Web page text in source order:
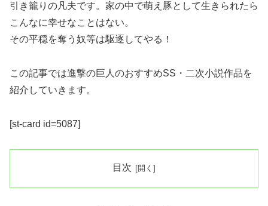
引き籠りの凡夫です。家の中で萌え豚として生きられたら
こんなに幸せなことはない。
その平穏を奪う奴等は駆逐してやる！
この記事では進撃の巨人のおすすめSS・二次小説作品を
紹介していきます。
[st-card id=5087]
目次